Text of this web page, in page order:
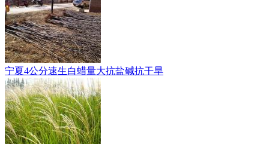
宁夏4公分速生白蜡量大抗盐碱抗干旱